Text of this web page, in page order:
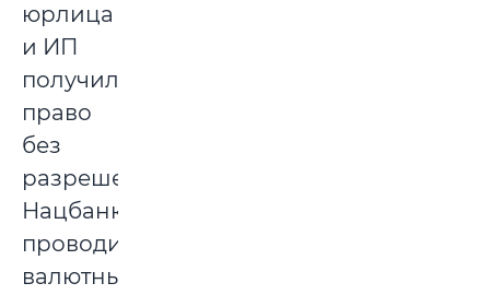
юрлица
и ИП
получили
право
без
разрешения
Нацбанка
проводить
валютные